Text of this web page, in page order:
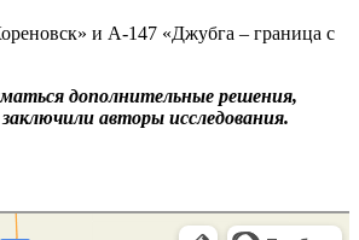
и А-147 «Джубга – граница с
дополнительные решения,
авторы исследования.